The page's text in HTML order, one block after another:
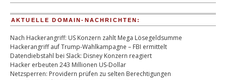
AKTUELLE DOMAIN-NACHRICHTEN:
Nach Hackerangriff: US Konzern zahlt Mega Lösegeldsumme
Hackerangriff auf Trump-Wahlkampagne – FBI ermittelt
Datendiebstahl bei Slack: Disney Konzern reagiert
Hacker erbeuten 243 Millionen US-Dollar
Netzsperren: Providern prüfen zu selten Berechtigungen